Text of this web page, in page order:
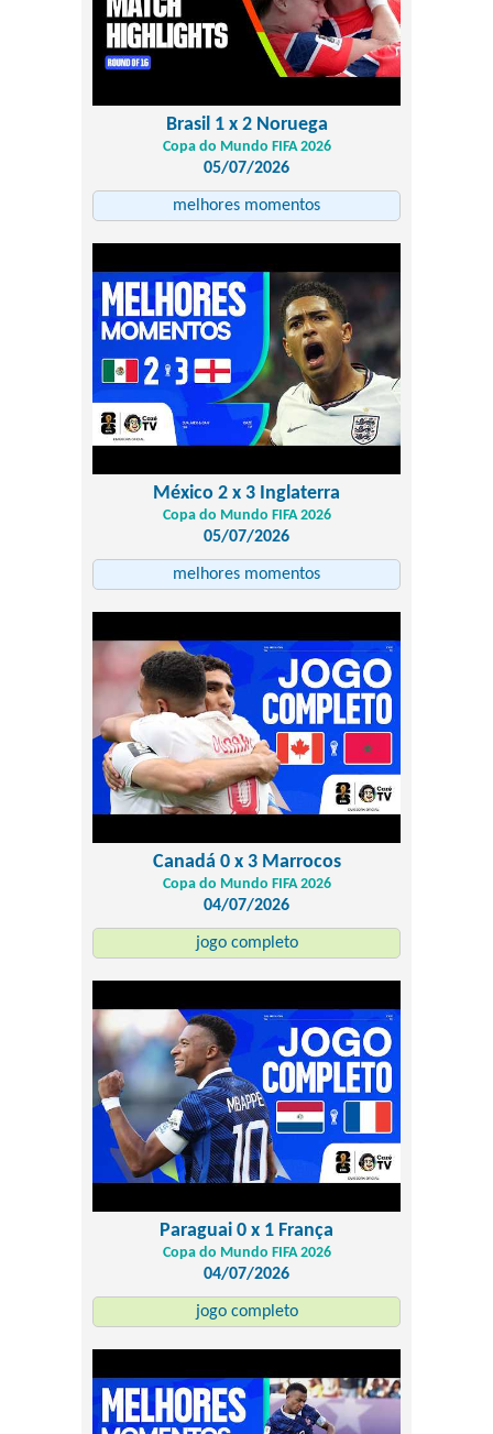
Brasil 1 x 2 Noruega
Copa do Mundo FIFA 2026
05/07/2026
melhores momentos
México 2 x 3 Inglaterra
Copa do Mundo FIFA 2026
05/07/2026
melhores momentos
Canadá 0 x 3 Marrocos
Copa do Mundo FIFA 2026
04/07/2026
jogo completo
Paraguai 0 x 1 França
Copa do Mundo FIFA 2026
04/07/2026
jogo completo